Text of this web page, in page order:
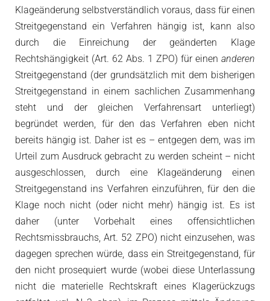
Klageänderung selbstverständlich voraus, dass für einen
Streitgegenstand ein Verfahren hängig ist, kann also
durch die Einreichung der geänderten Klage
Rechtshängigkeit (Art. 62 Abs. 1 ZPO) für einen anderen
Streitgegenstand (der grundsätzlich mit dem bisherigen
Streitgegenstand in einem sachlichen Zusammenhang
steht und der gleichen Verfahrensart unterliegt)
begründet werden, für den das Verfahren eben nicht
bereits hängig ist. Daher ist es – entgegen dem, was im
Urteil zum Ausdruck gebracht zu werden scheint – nicht
ausgeschlossen, durch eine Klageänderung einen
Streitgegenstand ins Verfahren einzuführen, für den die
Klage noch nicht (oder nicht mehr) hängig ist. Es ist
daher (unter Vorbehalt eines offensichtlichen
Rechtsmissbrauchs, Art. 52 ZPO) nicht einzusehen, was
dagegen sprechen würde, dass ein Streitgegenstand, für
den nicht prosequiert wurde (wobei diese Unterlassung
nicht die materielle Rechtskraft eines Klagerückzugs